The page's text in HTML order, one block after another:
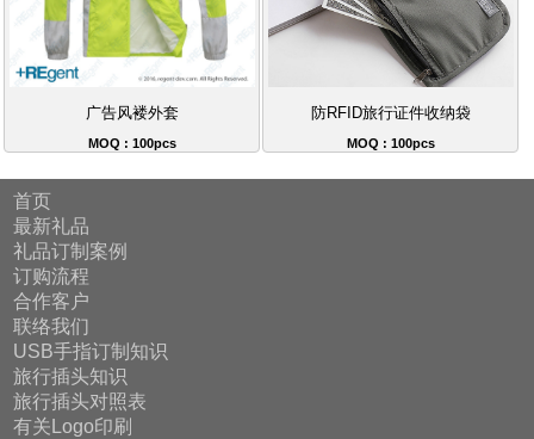
广告风褛外套
MOQ : 100pcs
防RFID旅行证件收纳袋
MOQ : 100pcs
首页
最新礼品
礼品订制案例
订购流程
合作客户
联络我们
USB手指订制知识
旅行插头知识
旅行插头对照表
有关Logo印刷